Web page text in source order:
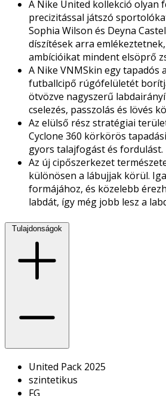
A Nike United kollekció olyan
precizitással játszó
Sophia Wilson és Deyna
díszítések arra
ambícióikat mindent elsöprő
A Nike VNMSkin egy tapadós
futballcipő rúgófelületét
ötvözve nagyszerű
cselezés, passzolás és lövés
Az elülső rész stratégiai
Cyclone 360 körkörös
gyors talajfogást és fordulást.
Az új cipőszerkezet
különösen a lábujjak körül.
formájához, és közelebb
labdát, így még jobb lesz a
Tulajdonságok
United Pack 2025
szintetikus
FG